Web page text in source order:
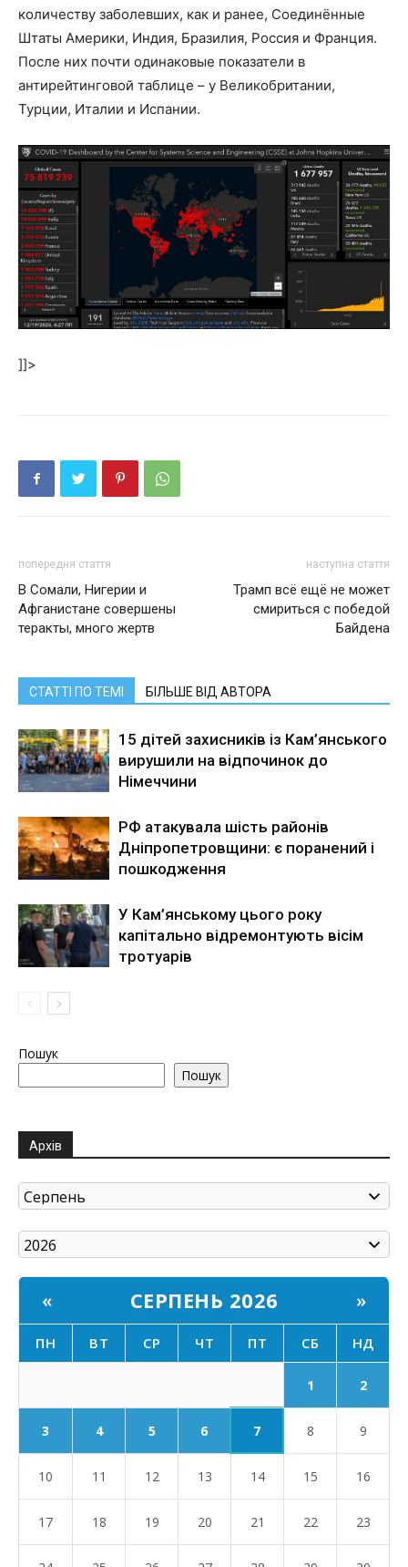
количеству заболевших, как и ранее, Соединённые
Штаты Америки, Индия, Бразилия, Россия и Франция.
После них почти одинаковые показатели в
антирейтинговой таблице – у Великобритании,
Турции, Италии и Испании.
]]>
попередня стаття
В Сомали, Нигерии и
Афганистане совершены
теракты, много жертв
наступна стаття
Трамп всё ещё не может
смириться с победой
Байдена
СТАТТІ ПО ТЕМІ БІЛЬШЕ ВІД АВТОРА
15 дітей захисників із Кам’янського
вирушили на відпочинок до
Німеччини
РФ атакувала шість районів
Дніпропетровщини: є поранений і
пошкодження
У Кам’янському цього року
капітально відремонтують вісім
тротуарів
Пошук
Пошук
Архів
« СЕРПЕНЬ 2026 »
ПН ВТ СР ЧТ ПТ СБ НД
1 2
3 4 5 6 7 8 9
10 11 12 13 14 15 16
17 18 19 20 21 22 23